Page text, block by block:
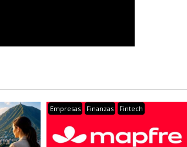
Empresas Finanzas Fintech